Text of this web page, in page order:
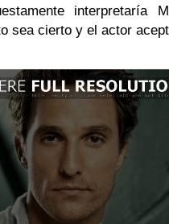
interpretaría
sea cierto y el actor